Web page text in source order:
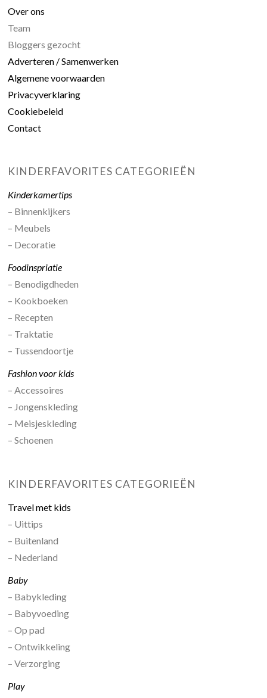
Over ons
Team
Bloggers gezocht
Adverteren / Samenwerken
Algemene voorwaarden
Privacyverklaring
Cookiebeleid
Contact
KINDERFAVORITES CATEGORIEËN
Kinderkamertips
– Binnenkijkers
– Meubels
– Decoratie
Foodinspriatie
– Benodigdheden
– Kookboeken
– Recepten
– Traktatie
– Tussendoortje
Fashion voor kids
– Accessoires
– Jongenskleding
– Meisjeskleding
– Schoenen
KINDERFAVORITES CATEGORIEËN
Travel met kids
– Uittips
– Buitenland
– Nederland
Baby
– Babykleding
– Babyvoeding
– Op pad
– Ontwikkeling
– Verzorging
Play